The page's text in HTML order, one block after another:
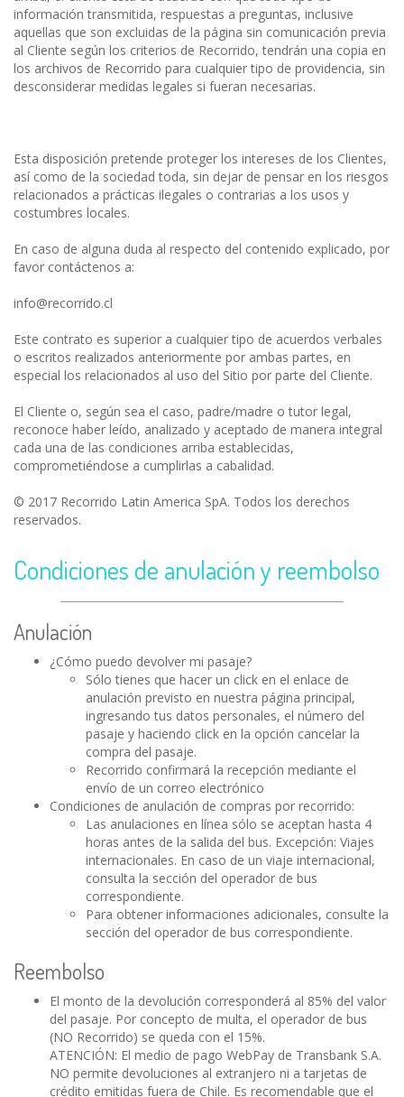
información transmitida, respuestas a preguntas, inclusive
aquellas que son excluidas de la página sin comunicación previa
al Cliente según los criterios de Recorrido, tendrán una copia en
los archivos de Recorrido para cualquier tipo de providencia, sin
desconsiderar medidas legales si fueran necesarias.
Esta disposición pretende proteger los intereses de los Clientes,
así como de la sociedad toda, sin dejar de pensar en los riesgos
relacionados a prácticas ilegales o contrarias a los usos y
costumbres locales.
En caso de alguna duda al respecto del contenido explicado, por
favor contáctenos a:
info@recorrido.cl
Este contrato es superior a cualquier tipo de acuerdos verbales
o escritos realizados anteriormente por ambas partes, en
especial los relacionados al uso del Sitio por parte del Cliente.
El Cliente o, según sea el caso, padre/madre o tutor legal,
reconoce haber leído, analizado y aceptado de manera integral
cada una de las condiciones arriba establecidas,
comprometiéndose a cumplirlas a cabalidad.
© 2017 Recorrido Latin America SpA. Todos los derechos
reservados.
Condiciones de anulación y reembolso
Anulación
¿Cómo puedo devolver mi pasaje?
Sólo tienes que hacer un click en el enlace de
anulación previsto en nuestra página principal,
ingresando tus datos personales, el número del
pasaje y haciendo click en la opción cancelar la
compra del pasaje.
Recorrido confirmará la recepción mediante el
envío de un correo electrónico
Condiciones de anulación de compras por recorrido:
Las anulaciones en línea sólo se aceptan hasta 4
horas antes de la salida del bus. Excepción: Viajes
internacionales. En caso de un viaje internacional,
consulta la sección del operador de bus
correspondiente.
Para obtener informaciones adicionales, consulte la
sección del operador de bus correspondiente.
Reembolso
El monto de la devolución corresponderá al 85% del valor
del pasaje. Por concepto de multa, el operador de bus
(NO Recorrido) se queda con el 15%.
ATENCIÓN: El medio de pago WebPay de Transbank S.A.
NO permite devoluciones al extranjero ni a tarjetas de
crédito emitidas fuera de Chile. Es recomendable que el